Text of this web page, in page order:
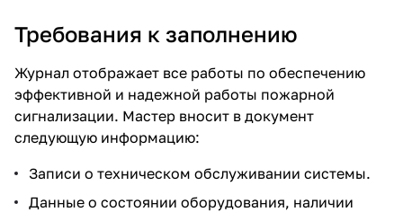
Требования к заполнению
Журнал отображает все работы по обеспечению
эффективной и надежной работы пожарной
сигнализации. Мастер вносит в документ
следующую информацию:
Записи о техническом обслуживании системы.
Данные о состоянии оборудования, наличии